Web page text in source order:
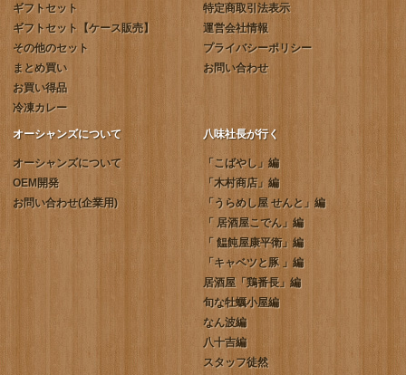
ギフトセット
ギフトセット【ケース販売】
その他のセット
まとめ買い
お買い得品
冷凍カレー
特定商取引法表示
運営会社情報
プライバシーポリシー
お問い合わせ
オーシャンズについて
オーシャンズについて
OEM開発
お問い合わせ(企業用)
八味社長が行く
「こばやし」編
「木村商店」編
「うらめし屋 せんと」編
「 居酒屋こでん」編
「 饂飩屋康平衛」編
「キャベツと豚 」編
居酒屋「鶏番長」編
旬な牡蠣小屋編
なん波編
八十吉編
スタッフ徒然